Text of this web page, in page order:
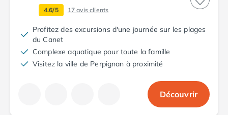
4.6/5 17avis clients
Profitez des excursions d'une journée sur les plages
du Canet
Complexe aquatique pour toute la famille
Visitez la ville de Perpignan à proximité
Découvrir